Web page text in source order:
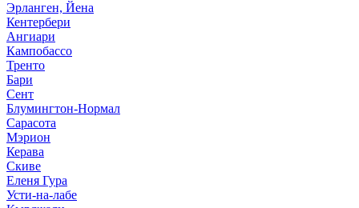
Эрланген, Йена
Кентербери
Ангиари
Кампобассо
Тренто
Бари
Сент
Блумингтон-Нормал
Сарасота
Мэрион
Керава
Скиве
Еленя Гура
Усти-на-лабе